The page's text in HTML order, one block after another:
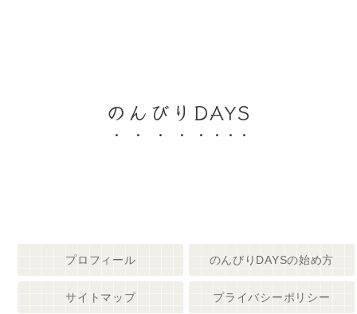
のんびりDAYS
プロフィール のんびりDAYSの始め方
サイトマップ プライバシーポリシー